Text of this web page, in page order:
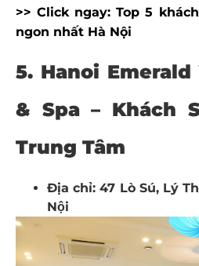
>> Click ngay:Top 5
ngon nhất Hà Nội
5. Hanoi
& Spa – Khách
Trung Tâm
Địa chỉ: 47 Lò Sú, Lý
Nội